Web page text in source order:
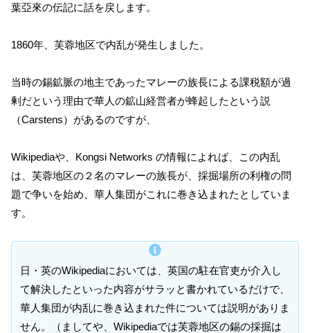
葉亞來の伝記に話を戻します。
1860年、芙蓉地区で内乱が発生しました。
当時の錫鉱脈の地主であったマレーの族長による課税額が過
剰だという理由で華人の鉱山経営者が蜂起したという説
（Carstens）があるのですが、
Wikipediaや、Kongsi Networks の情報によれば、この内乱
は、芙蓉地区の２名のマレーの族長が、採掘場所の利権の問
題で争いを始め、華人集団がこれに巻き込まれたとしていま
す。
日・英のWikipediaにおいては、英国の駐在官吏が介入し
て解決したといった内容がサラッと書かれているだけで、
華人集団が内乱に巻き込まれた件については説明がありま
せん。（ましてや、Wikipediaでは芙蓉地区の錫の採掘は